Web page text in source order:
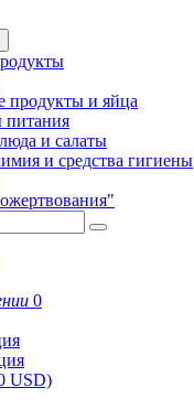
продукты и яйца
и салаты
и средства гигиены
0
USD)